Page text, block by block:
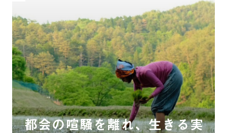
都会の喧騒を離れ、生きる実